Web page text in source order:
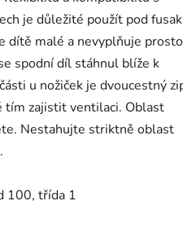
je důležité použít pod fusak
dítě malé a nevyplňuje
spodní díl stáhnul blíže k
u nožiček je dvoucestný
tím zajistit ventilaci. Oblast
Nestahujte striktně oblast
100, třída 1